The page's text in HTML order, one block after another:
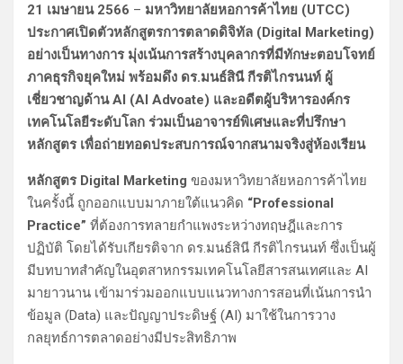
21 เมษายน 2566 – มหาวิทยาลัยหอการค้าไทย (UTCC)
ประกาศเปิดตัวหลักสูตรการตลาดดิจิทัล (Digital Marketing)
อย่างเป็นทางการ มุ่งเน้นการสร้างบุคลากรที่มีทักษะตอบโจทย์
ภาคธุรกิจยุคใหม่ พร้อมดึง ดร.มนธ์สินี กีรติไกรนนท์ ผู้
เชี่ยวชาญด้าน AI (AI Advoate) และอดีตผู้บริหารองค์กร
เทคโนโลยีระดับโลก ร่วมเป็นอาจารย์พิเศษและที่ปรึกษา
หลักสูตร เพื่อถ่ายทอดประสบการณ์จากสนามจริงสู่ห้องเรียน
หลักสูตร Digital Marketing ของมหาวิทยาลัยหอการค้าไทย
ในครั้งนี้ ถูกออกแบบมาภายใต้แนวคิด “Professional
Practice” ที่ต้องการทลายกำแพงระหว่างทฤษฎีและการ
ปฏิบัติ โดยได้รับเกียรติจาก ดร.มนธ์สินี กีรติไกรนนท์ ซึ่งเป็นผู้
มีบทบาทสำคัญในอุตสาหกรรมเทคโนโลยีสารสนเทศและ AI
มายาวนาน เข้ามาร่วมออกแบบแนวทางการสอนที่เน้นการนำ
ข้อมูล (Data) และปัญญาประดิษฐ์ (AI) มาใช้ในการวาง
กลยุทธ์การตลาดอย่างมีประสิทธิภาพ